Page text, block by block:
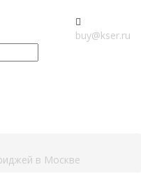
buy@kser.ru
в Москве